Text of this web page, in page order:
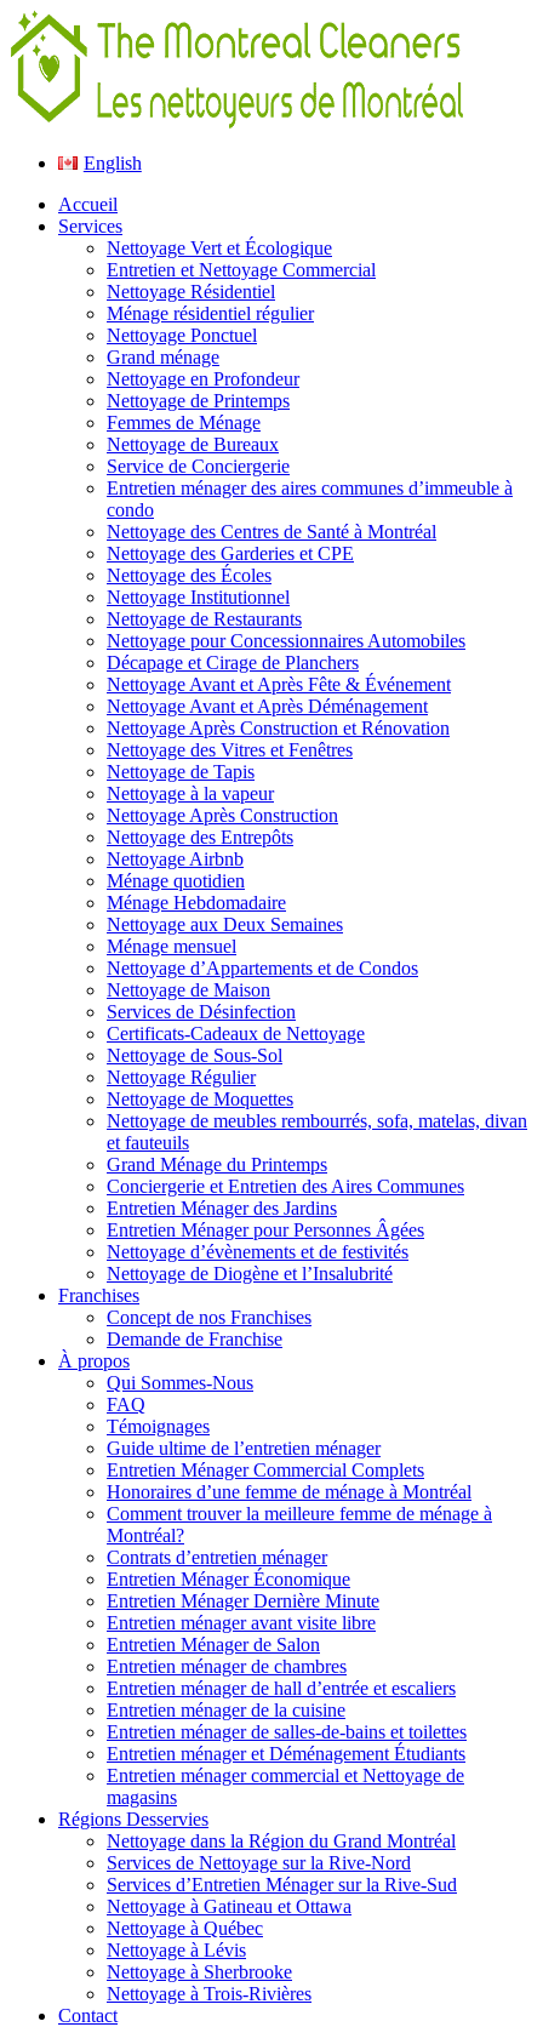
English
Accueil
Services
Nettoyage Vert et Écologique
Entretien et Nettoyage Commercial
Nettoyage Résidentiel
Ménage résidentiel régulier
Nettoyage Ponctuel
Grand ménage
Nettoyage en Profondeur
Nettoyage de Printemps
Femmes de Ménage
Nettoyage de Bureaux
Service de Conciergerie
Entretien ménager des aires communes d’immeuble à
condo
Nettoyage des Centres de Santé à Montréal
Nettoyage des Garderies et CPE
Nettoyage des Écoles
Nettoyage Institutionnel
Nettoyage de Restaurants
Nettoyage pour Concessionnaires Automobiles
Décapage et Cirage de Planchers
Nettoyage Avant et Après Fête & Événement
Nettoyage Avant et Après Déménagement
Nettoyage Après Construction et Rénovation
Nettoyage des Vitres et Fenêtres
Nettoyage de Tapis
Nettoyage à la vapeur
Nettoyage Après Construction
Nettoyage des Entrepôts
Nettoyage Airbnb
Ménage quotidien
Ménage Hebdomadaire
Nettoyage aux Deux Semaines
Ménage mensuel
Nettoyage d’Appartements et de Condos
Nettoyage de Maison
Services de Désinfection
Certificats-Cadeaux de Nettoyage
Nettoyage de Sous-Sol
Nettoyage Régulier
Nettoyage de Moquettes
Nettoyage de meubles rembourrés, sofa, matelas, divan
et fauteuils
Grand Ménage du Printemps
Conciergerie et Entretien des Aires Communes
Entretien Ménager des Jardins
Entretien Ménager pour Personnes Âgées
Nettoyage d’évènements et de festivités
Nettoyage de Diogène et l’Insalubrité
Franchises
Concept de nos Franchises
Demande de Franchise
À propos
Qui Sommes-Nous
FAQ
Témoignages
Guide ultime de l’entretien ménager
Entretien Ménager Commercial Complets
Honoraires d’une femme de ménage à Montréal
Comment trouver la meilleure femme de ménage à
Montréal?
Contrats d’entretien ménager
Entretien Ménager Économique
Entretien Ménager Dernière Minute
Entretien ménager avant visite libre
Entretien Ménager de Salon
Entretien ménager de chambres
Entretien ménager de hall d’entrée et escaliers
Entretien ménager de la cuisine
Entretien ménager de salles-de-bains et toilettes
Entretien ménager et Déménagement Étudiants
Entretien ménager commercial et Nettoyage de
magasins
Régions Desservies
Nettoyage dans la Région du Grand Montréal
Services de Nettoyage sur la Rive-Nord
Services d’Entretien Ménager sur la Rive-Sud
Nettoyage à Gatineau et Ottawa
Nettoyage à Québec
Nettoyage à Lévis
Nettoyage à Sherbrooke
Nettoyage à Trois-Rivières
Contact